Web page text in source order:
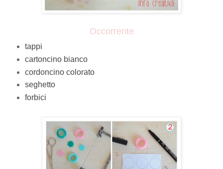
Occorrente
tappi
cartoncino bianco
cordoncino colorato
seghetto
forbici